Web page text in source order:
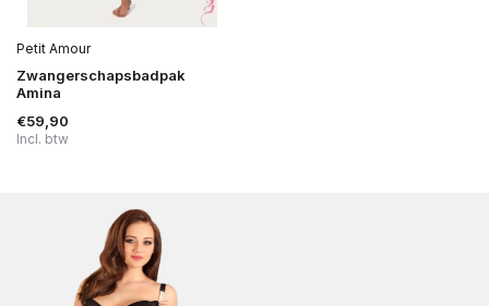
Petit Amour
Zwangerschapsbadpak
Amina
€59,90
Incl. btw